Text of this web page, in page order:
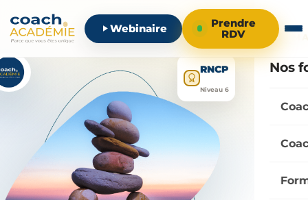
Webinaire
Prendre
RDV
Nos
RNCP
Niveau 6